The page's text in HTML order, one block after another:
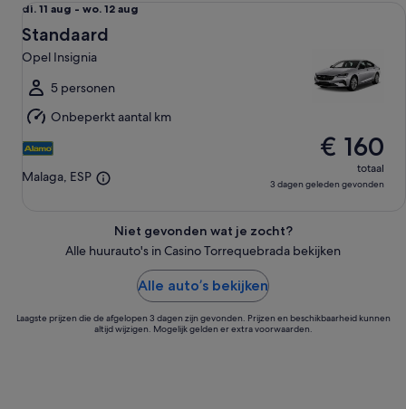
di.
11
aug
tot
wo.
12
aug
di. 11 aug - wo. 12 aug
Standaard
Opel Insignia
5 personen
Onbeperkt aantal km
Malaga, ESP
€ 160
totaal
3 dagen geleden gevonden
Niet gevonden wat je zocht?
Alle huurauto's in Casino Torrequebrada bekijken
Alle auto’s bekijken
Laagste prijzen die de afgelopen 3 dagen zijn gevonden. Prijzen en beschikbaarheid kunnen
altijd wijzigen. Mogelijk gelden er extra voorwaarden.